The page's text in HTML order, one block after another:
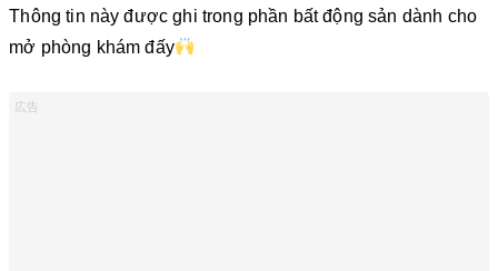
Thông tin này được ghi trong phần bất động sản dành cho
mở phòng khám đấy